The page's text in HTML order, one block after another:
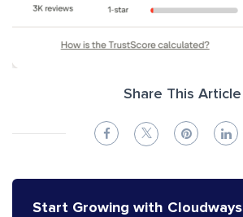
Share This Article
Start Growing with Cloudways